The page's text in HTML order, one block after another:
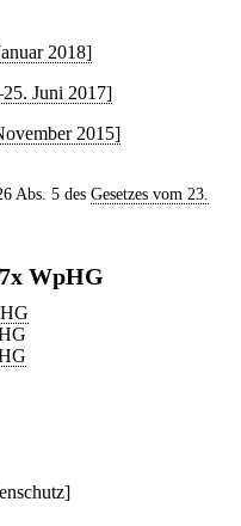
2018]
Juni 2017]
2015]
Abs. 5 des Gesetzes vom 23.
WpHG
]